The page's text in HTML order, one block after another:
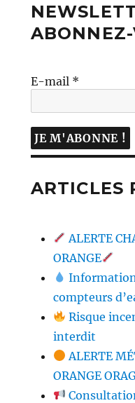
ABONNEZ-
E-mail *
ARTICLES
ALERTE
ORANGE
Information
compteurs
Risque
interdit
ALERTE
ORANGE